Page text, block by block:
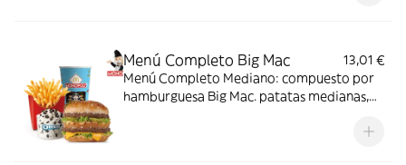
Menú Completo Big Mac
13,01 €
Menú Completo Mediano: compuesto por
hamburguesa Big Mac. patatas medianas,